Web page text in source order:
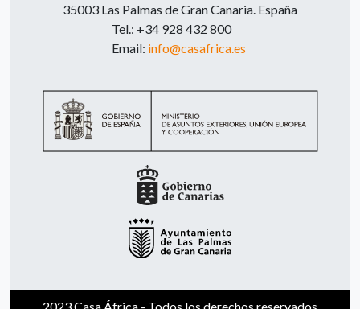
35003 Las Palmas de Gran Canaria. España
Tel.: +34 928 432 800
Email: info@casafrica.es